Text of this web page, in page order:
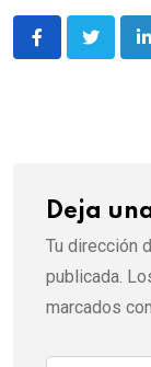
Deja
Tu dirección
publicada.
marcados con